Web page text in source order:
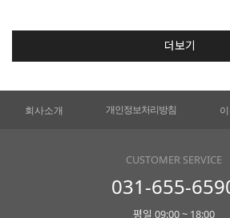
더보기
회사소개 개인정보처리방침
CUSTOMER SERVICE
031-655-
평일 09:00 ~ 18:00